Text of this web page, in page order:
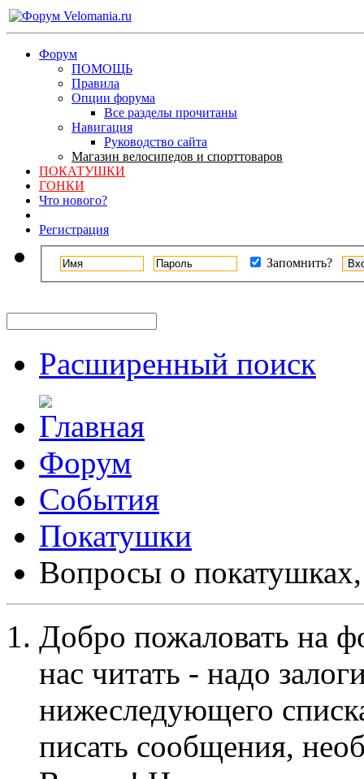
Форум
ПОМОЩЬ
Правила
Опции форума
Все разделы прочитаны
Навигация
Руководство сайта
Магазин велосипедов и спорттоваров
ПОКАТУШКИ
ГОНКИ
Что нового?
Регистрация
Запомнить?
Расширенный поиск
Форум
События
Покатушки
Вопросы о
Добро пожаловать на
нас читать - надо
нижеследующего
писать сообщения,